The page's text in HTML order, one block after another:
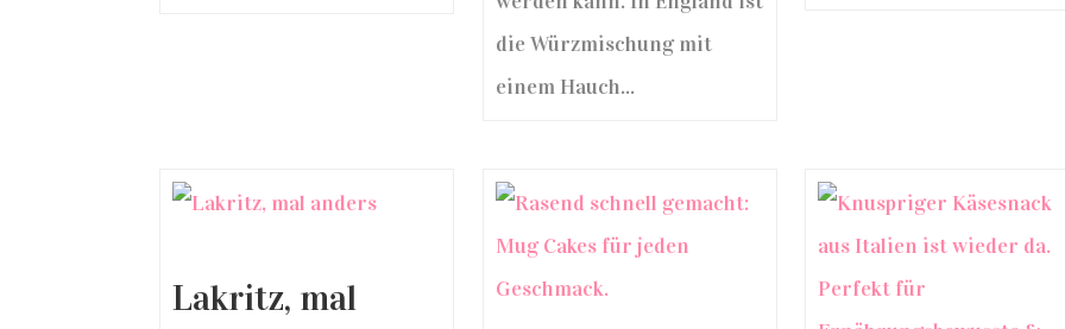
die Würzmischung mit
einem Hauch...
Lakritz, mal